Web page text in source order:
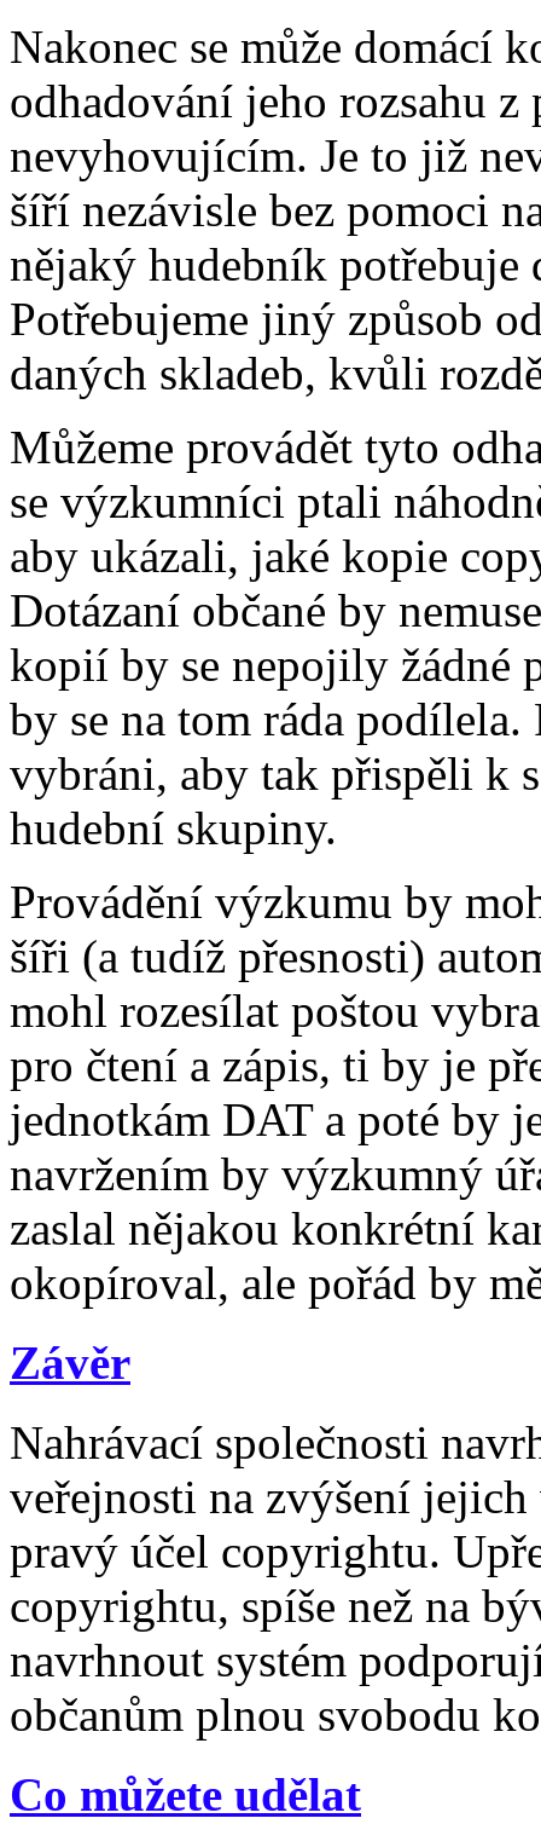
Nakonec se může domácí
odhadování jeho rozsahu z
nevyhovujícím. Je to již
šíří nezávisle bez pomoci
nějaký hudebník
Potřebujeme jiný způsob
daných skladeb, kvůli
Můžeme provádět tyto
se výzkumníci ptali
aby ukázali, jaké kopie
Dotázaní občané by
kopií by se nepojily žádné
by se na tom ráda
vybráni, aby tak přispěli k
hudební skupiny.
Provádění výzkumu by
šíři (a tudíž přesnosti)
mohl rozesílat poštou
pro čtení a zápis, ti by je
jednotkám DAT a poté by
navržením by výzkumný
zaslal nějakou konkrétní
okopíroval, ale pořád by
Závěr
Nahrávací společnosti
veřejnosti na zvýšení
pravý účel copyrightu.
copyrightu, spíše než na
navrhnout systém
občanům plnou svobodu
Co můžete udělat